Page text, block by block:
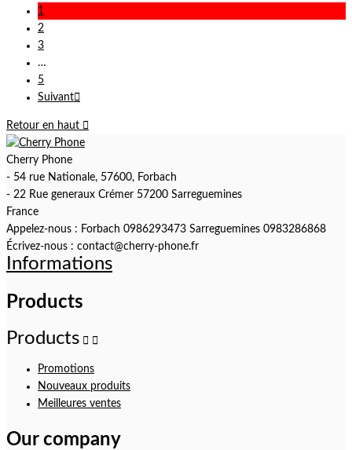
1
2
3
…
5
Suivant
Retour en haut 
Cherry Phone
- 54 rue Nationale, 57600, Forbach
- 22 Rue generaux Crémer 57200 Sarreguemines
France
Appelez-nous : Forbach 0986293473 Sarreguemines 0983286868
Écrivez-nous : contact@cherry-phone.fr
Informations
Products
Products  
Promotions
Nouveaux produits
Meilleures ventes
Our company